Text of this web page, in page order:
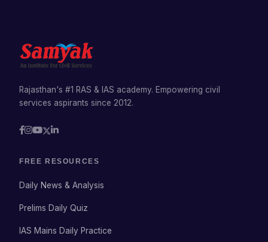
Rajasthan's #1 RAS & IAS academy. Empowering civil
services aspirants since 2012.
FREE RESOURCES
Daily News & Analysis
Prelims Daily Quiz
IAS Mains Daily Practice